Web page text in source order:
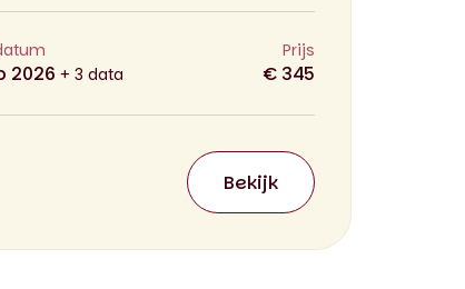
2026 + 3 data
Prijs
€ 345
Bekijk